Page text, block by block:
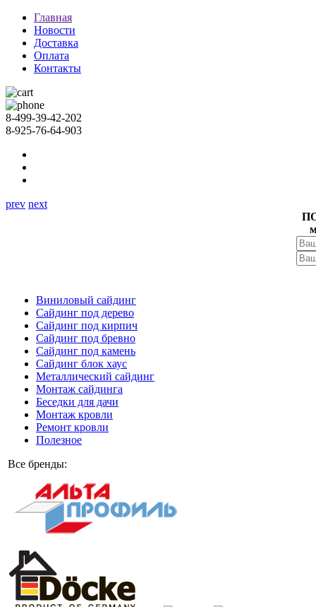
Главная
Новости
Доставка
Оплата
Контакты
8-499-39-42-202
8-925-76-64-903
prev next
Виниловый сайдинг
Сайдинг под дерево
Сайдинг под кирпич
Сайдинг под бревно
Сайдинг под камень
Cайдинг блок хаус
Металлический сайдинг
Монтаж сайдинга
Беседки для дачи
Монтаж кровли
Ремонт кровли
Полезное
Все бренды: